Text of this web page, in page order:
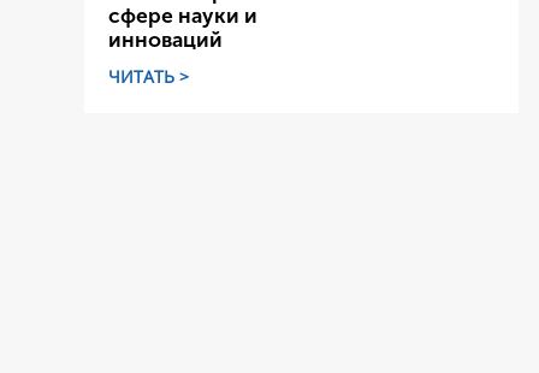
сфере науки и
инноваций
ЧИТАТЬ >